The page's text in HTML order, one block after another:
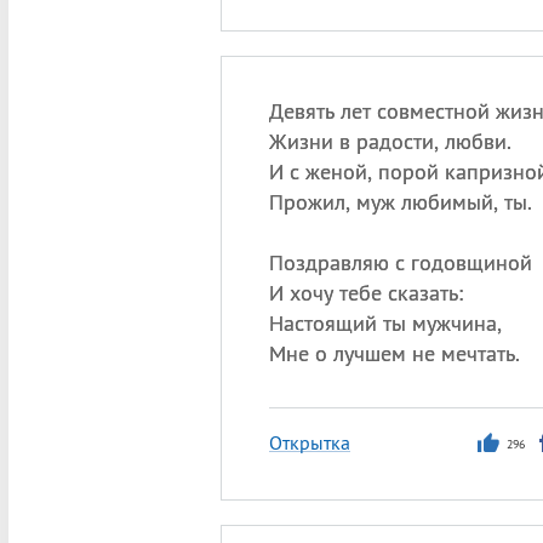
Девять лет совместной
Жизни в радости, любви.
И с женой, порой
Прожил, муж любимый, ты.
Поздравляю с годовщиной
И хочу тебе сказать:
Настоящий ты мужчина,
Мне о лучшем не мечтать.
Открытка 296